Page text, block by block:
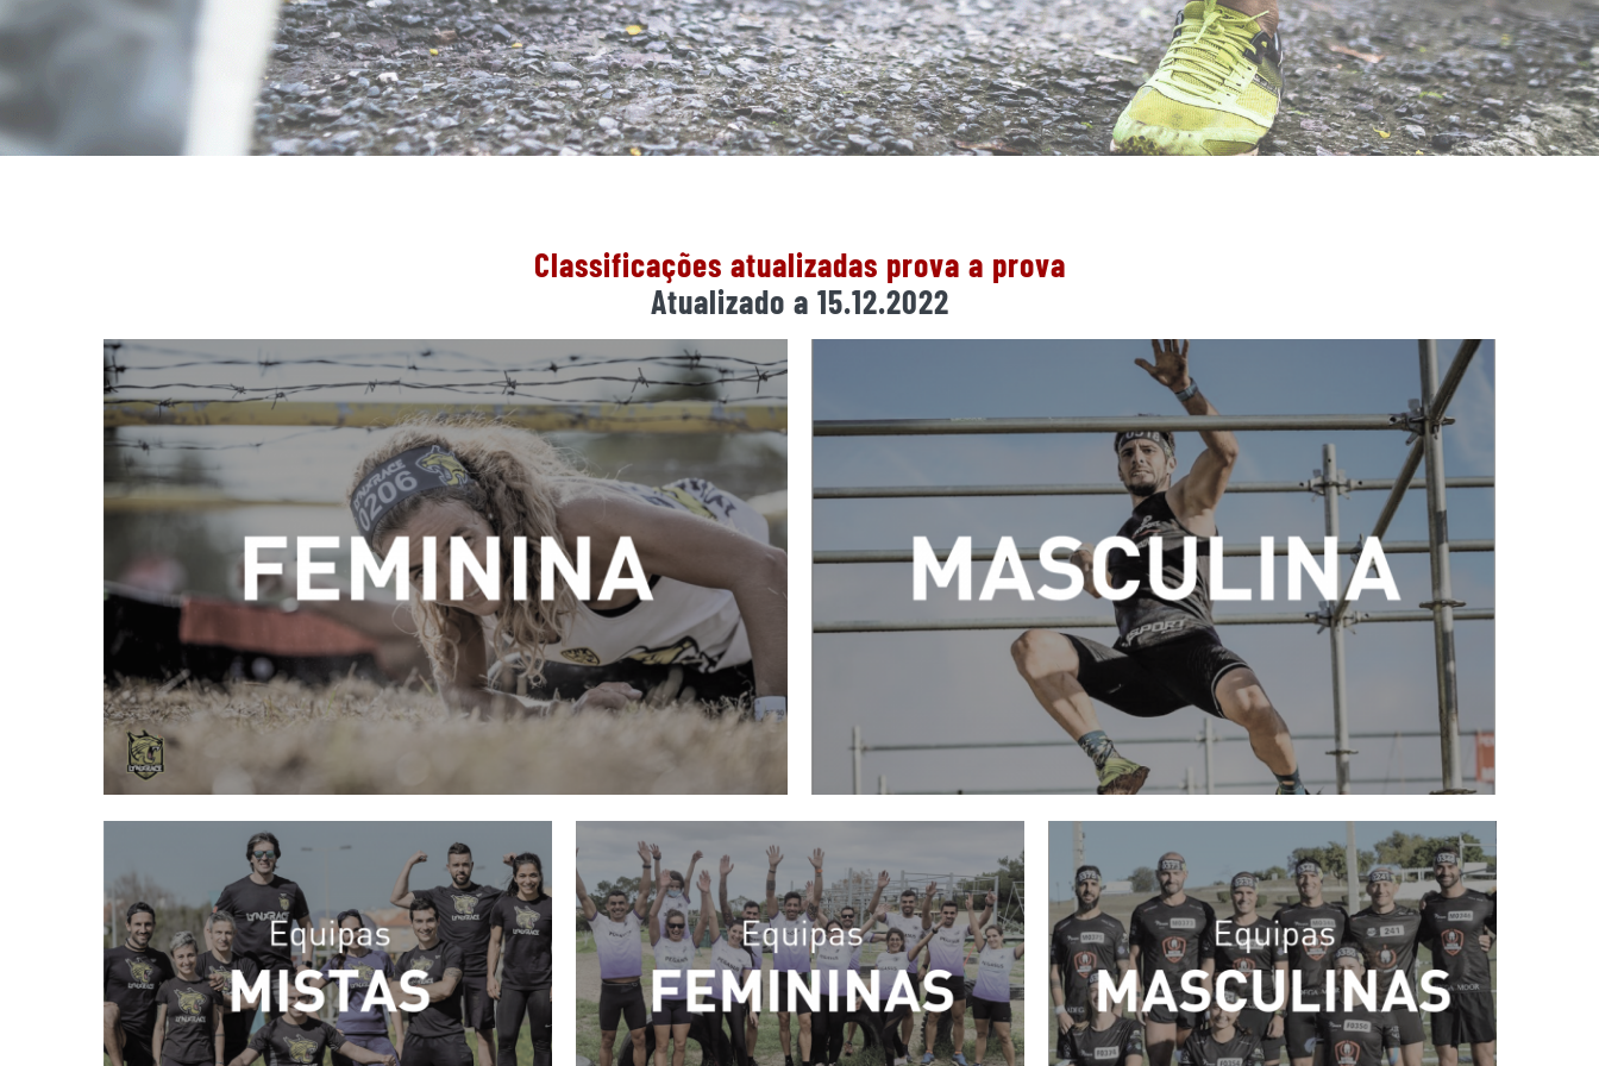
Classificações atualizadas prova a prova
Atualizado a 15.12.2022